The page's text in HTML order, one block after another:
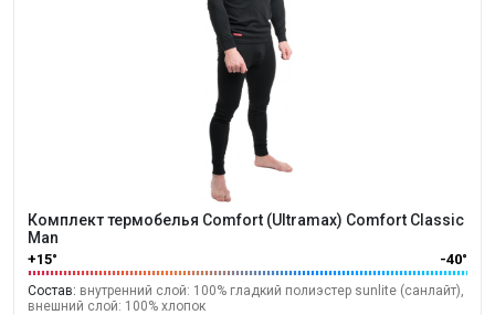
Комплект термобелья Comfort (Ultramax) Comfort Classic
Man
+15° -40°
Состав: внутренний слой: 100% гладкий полиэстер sunlite (санлайт),
внешний слой: 100% хлопок